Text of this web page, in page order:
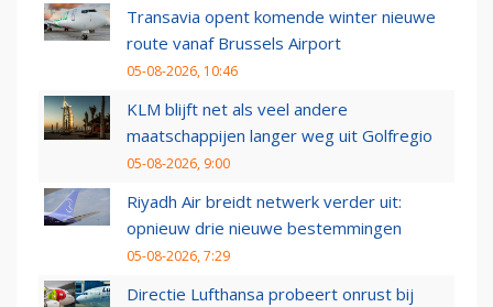
Transavia opent komende winter nieuwe
route vanaf Brussels Airport
05-08-2026, 10:46
KLM blijft net als veel andere
maatschappijen langer weg uit Golfregio
05-08-2026, 9:00
Riyadh Air breidt netwerk verder uit:
opnieuw drie nieuwe bestemmingen
05-08-2026, 7:29
Directie Lufthansa probeert onrust bij